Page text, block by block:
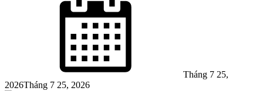
Tháng 7 25,
2026Tháng 7 25, 2026